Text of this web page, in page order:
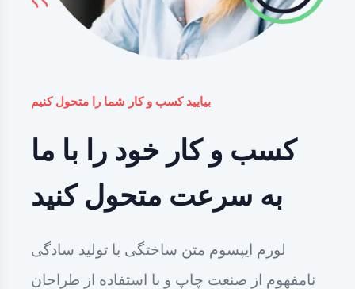
بیایید کسب و کار شما را متحول کنیم
کسب و کار خود را با ما
به سرعت متحول کنید
لورم ایپسوم متن ساختگی با تولید سادگی
نامفهوم از صنعت چاپ و با استفاده از طراحان